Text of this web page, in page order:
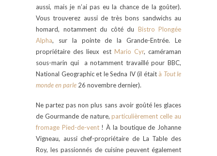
aussi, mais je n’ai pas eu la chance de la goûter).
Vous trouverez aussi de très bons sandwichs au
homard, notamment du côté du Bistro Plongée
Alpha, sur la pointe de la Grande-Entrée. Le
propriétaire des lieux est Mario Cyr, caméraman
sous-marin qui a notamment travaillé pour BBC,
National Geographic et le Sedna IV (il était à Tout le
monde en parle 26 novembre dernier).
Ne partez pas non plus sans avoir goûté les glaces
de Gourmande de nature,particulièrement celle au
fromage Pied-de-vent! À la boutique de Johanne
Vigneau, aussi chef-propriétaire de La Table des
Roy, les passionnés de cuisine peuvent également